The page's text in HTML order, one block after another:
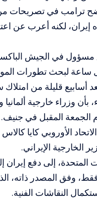
ترامب في تصريحات من
إيران، لكنه أعرب عن
مسؤول في الجيش
ساعة لبحث تطورات
أسابيع قليلة من امتلاك
وزراء خارجية ألمانيا
الجمعة المقبل في
الأوروبي كايا
الخارجية الإيراني.
المتحدة، إلى دفع إيران
وفق المصدر ذاته،
النقاشات الفنية.